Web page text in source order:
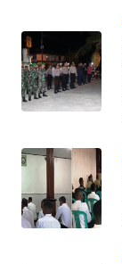
WN DELI
SERDANG
TEBING
TINGGI
WN